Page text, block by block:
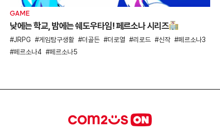
GAME
낮에는 학교, 밤에는 쉐도우타임! 페르소나 시리즈
JRPG 게임탐구생활 더골든 더로열 리로드 신작
페르소나3
페르소나4
페르소나5